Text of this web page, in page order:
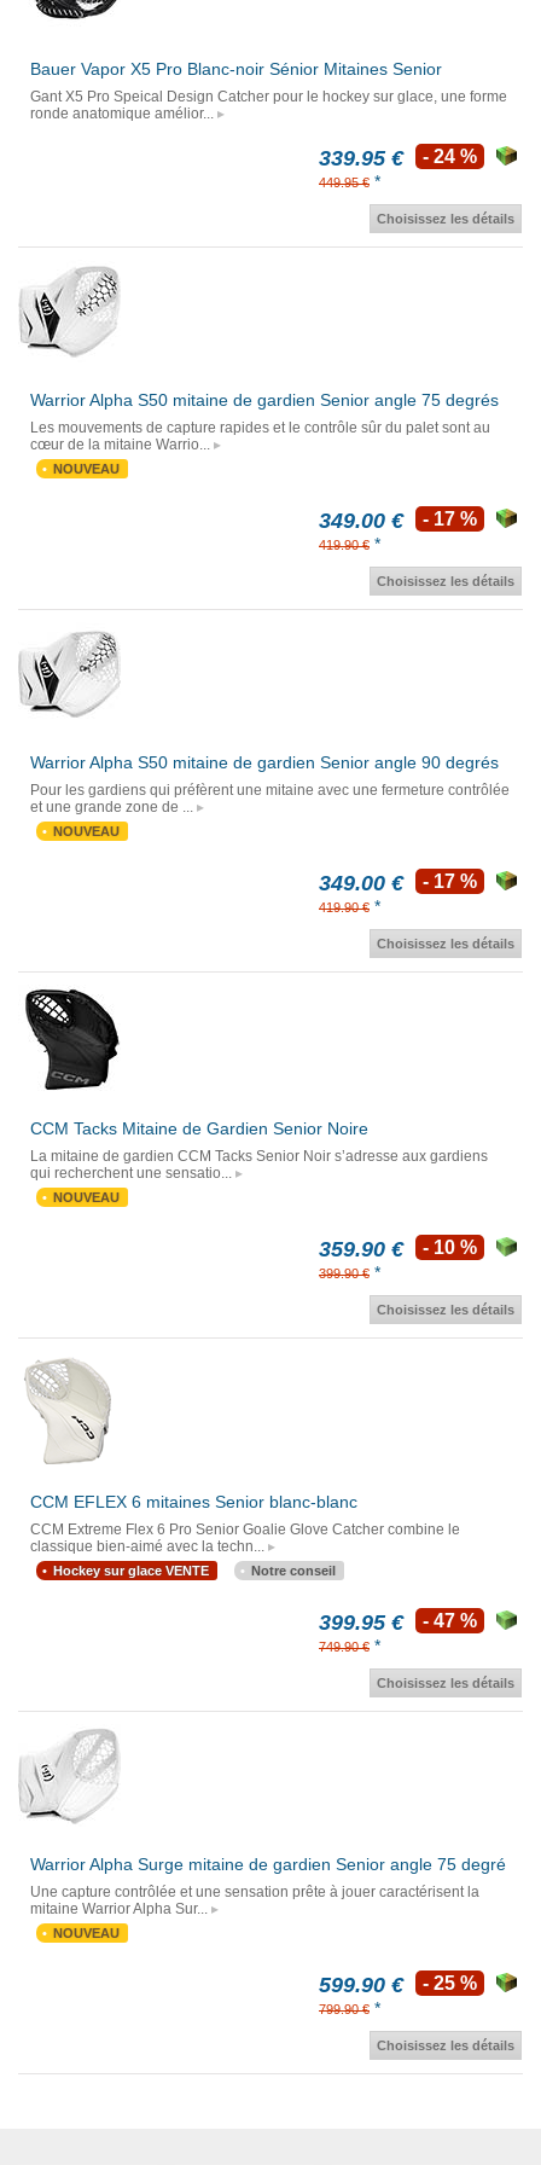
Bauer Vapor X5 Pro Blanc-noir Sénior Mitaines Senior
Gant X5 Pro Speical Design Catcher pour le hockey sur glace, une forme
ronde anatomique amélior...
339.95 €
449.95 € *
- 24 %
Choisissez les détails
Warrior Alpha S50 mitaine de gardien Senior angle 75 degrés
Les mouvements de capture rapides et le contrôle sûr du palet sont au
cœur de la mitaine Warrio...
NOUVEAU
349.00 €
419.90 € *
- 17 %
Choisissez les détails
Warrior Alpha S50 mitaine de gardien Senior angle 90 degrés
Pour les gardiens qui préfèrent une mitaine avec une fermeture contrôlée
et une grande zone de ...
NOUVEAU
349.00 €
419.90 € *
- 17 %
Choisissez les détails
CCM Tacks Mitaine de Gardien Senior Noire
La mitaine de gardien CCM Tacks Senior Noir s’adresse aux gardiens
qui recherchent une sensatio...
NOUVEAU
359.90 €
399.90 € *
- 10 %
Choisissez les détails
CCM EFLEX 6 mitaines Senior blanc-blanc
CCM Extreme Flex 6 Pro Senior Goalie Glove Catcher combine le
classique bien-aimé avec la techn...
Hockey sur glace VENTE Notre conseil
399.95 €
749.90 € *
- 47 %
Choisissez les détails
Warrior Alpha Surge mitaine de gardien Senior angle 75 degré
Une capture contrôlée et une sensation prête à jouer caractérisent la
mitaine Warrior Alpha Sur...
NOUVEAU
599.90 €
799.90 € *
- 25 %
Choisissez les détails